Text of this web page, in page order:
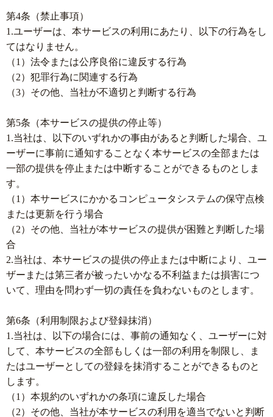
第4条（禁止事項）
1.ユーザーは、本サービスの利用にあたり、以下の行為をし
てはなりません。
（1）法令または公序良俗に違反する行為
（2）犯罪行為に関連する行為
（3）その他、当社が不適切と判断する行為
第5条（本サービスの提供の停止等）
1.当社は、以下のいずれかの事由があると判断した場合、ユ
ーザーに事前に通知することなく本サービスの全部または
一部の提供を停止または中断することができるものとしま
す。
（1）本サービスにかかるコンピュータシステムの保守点検
または更新を行う場合
（2）その他、当社が本サービスの提供が困難と判断した場
合
2.当社は、本サービスの提供の停止または中断により、ユー
ザーまたは第三者が被ったいかなる不利益または損害につ
いて、理由を問わず一切の責任を負わないものとします。
第6条（利用制限および登録抹消）
1.当社は、以下の場合には、事前の通知なく、ユーザーに対
して、本サービスの全部もしくは一部の利用を制限し、ま
たはユーザーとしての登録を抹消することができるものと
します。
（1）本規約のいずれかの条項に違反した場合
（2）その他、当社が本サービスの利用を適当でないと判断